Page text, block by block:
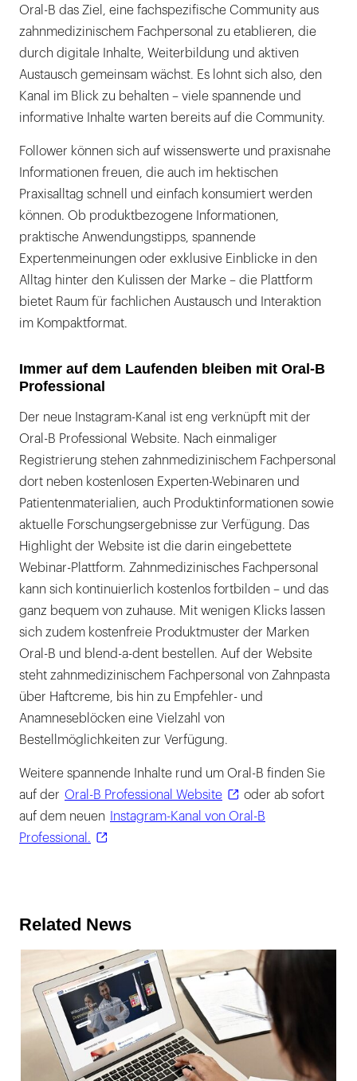
Oral-B das Ziel, eine fachspezifische Community aus
zahnmedizinischem Fachpersonal zu etablieren, die
durch digitale Inhalte, Weiterbildung und aktiven
Austausch gemeinsam wächst. Es lohnt sich also, den
Kanal im Blick zu behalten – viele spannende und
informative Inhalte warten bereits auf die Community.
Follower können sich auf wissenswerte und praxisnahe
Informationen freuen, die auch im hektischen
Praxisalltag schnell und einfach konsumiert werden
können. Ob produktbezogene Informationen,
praktische Anwendungstipps, spannende
Expertenmeinungen oder exklusive Einblicke in den
Alltag hinter den Kulissen der Marke – die Plattform
bietet Raum für fachlichen Austausch und Interaktion
im Kompaktformat.
Immer auf dem Laufenden bleiben mit Oral-B
Professional
Der neue Instagram-Kanal ist eng verknüpft mit der
Oral-B Professional Website. Nach einmaliger
Registrierung stehen zahnmedizinischem Fachpersonal
dort neben kostenlosen Experten-Webinaren und
Patientenmaterialien, auch Produktinformationen sowie
aktuelle Forschungsergebnisse zur Verfügung. Das
Highlight der Website ist die darin eingebettete
Webinar-Plattform. Zahnmedizinisches Fachpersonal
kann sich kontinuierlich kostenlos fortbilden – und das
ganz bequem von zuhause. Mit wenigen Klicks lassen
sich zudem kostenfreie Produktmuster der Marken
Oral-B und blend-a-dent bestellen. Auf der Website
steht zahnmedizinischem Fachpersonal von Zahnpasta
über Haftcreme, bis hin zu Empfehler- und
Anamneseblöcken eine Vielzahl von
Bestellmöglichkeiten zur Verfügung.
Weitere spannende Inhalte rund um Oral-B finden Sie
auf der Oral-B Professional Website
oder ab sofort
auf dem neuen
Instagram-Kanal von Oral-B
Professional.
Related News